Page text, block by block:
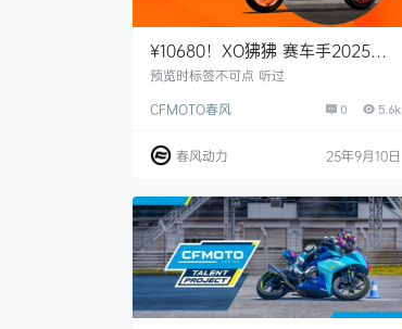
¥10680！XO狒狒 赛车手2025
款，6倍进化，火力全开！
预览时标签不可点 听过
CFMOTO春风
0 5.6k
春风动力 25年9月10日